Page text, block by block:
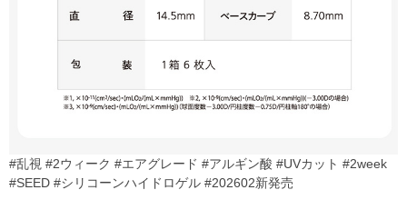
#乱視 #2ウィーク #エアグレード #アルギン酸 #UVカット #2week
#SEED #シリコーンハイドロゲル #202602新発売